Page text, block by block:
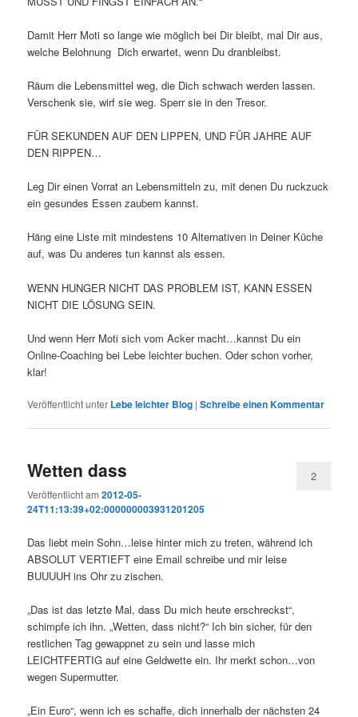
Damit Herr Moti so lange wie möglich bei Dir bleibt, mal Dir aus,
welche Belohnung Dich erwartet, wenn Du dranbleibst.
Räum die Lebensmittel weg, die Dich schwach werden lassen.
Verschenk sie, wirf sie weg. Sperr sie in den Tresor.
FÜR SEKUNDEN AUF DEN LIPPEN, UND FÜR JAHRE AUF
DEN RIPPEN…
Leg Dir einen Vorrat an Lebensmitteln zu, mit denen Du ruckzuck
ein gesundes Essen zaubern kannst.
Häng eine Liste mit mindestens 10 Alternativen in Deiner Küche
auf, was Du anderes tun kannst als essen.
WENN HUNGER NICHT DAS PROBLEM IST, KANN ESSEN
NICHT DIE LÖSUNG SEIN.
Und wenn Herr Moti sich vom Acker macht…kannst Du ein
Online-Coaching bei Lebe leichter buchen. Oder schon vorher,
klar!
Veröffentlicht unter Lebe leichter Blog |Schreibe einen Kommentar
Wetten dass
Veröffentlicht am2012-05-
24T11:13:39+02:000000003931201205
2
Das liebt mein Sohn…leise hinter mich zu treten, während ich
ABSOLUT VERTIEFT eine Email schreibe und mir leise
BUUUUH ins Ohr zu zischen.
„Das ist das letzte Mal, dass Du mich heute erschreckst“,
schimpfe ich ihn. „Wetten, dass nicht?“ Ich bin sicher, für den
restlichen Tag gewappnet zu sein und lasse mich
LEICHTFERTIG auf eine Geldwette ein. Ihr merkt schon…von
wegen Supermutter.
„Ein Euro“, wenn ich es schaffe, dich innerhalb der nächsten 24